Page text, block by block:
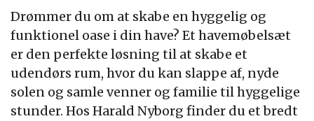
Drømmer du om at skabe en hyggelig og
funktionel oase i din have? Et havemøbelsæt
er den perfekte løsning til at skabe et
udendørs rum, hvor du kan slappe af, nyde
solen og samle venner og familie til hyggelige
stunder. Hos Harald Nyborg finder du et bredt